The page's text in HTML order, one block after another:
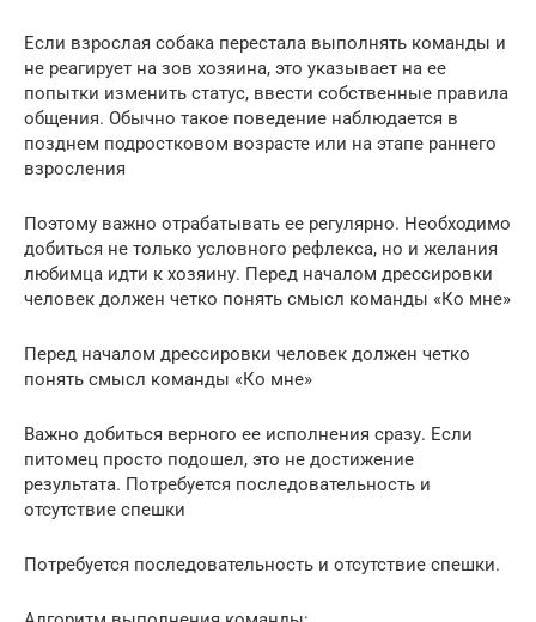
Если взрослая собака перестала выполнять команды и
не реагирует на зов хозяина, это указывает на ее
попытки изменить статус, ввести собственные правила
общения. Обычно такое поведение наблюдается в
позднем подростковом возрасте или на этапе раннего
взросления
Поэтому важно отрабатывать ее регулярно. Необходимо
добиться не только условного рефлекса, но и желания
любимца идти к хозяину. Перед началом дрессировки
человек должен четко понять смысл команды «Ко мне»
Перед началом дрессировки человек должен четко
понять смысл команды «Ко мне»
Важно добиться верного ее исполнения сразу. Если
питомец просто подошел, это не достижение
результата. Потребуется последовательность и
отсутствие спешки
Потребуется последовательность и отсутствие спешки.